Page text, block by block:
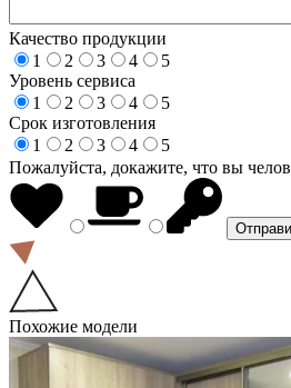
Качество продукции
1
2 3 4
5
Уровень сервиса
1
2 3 4
5
Срок изготовления
1
2 3 4
5
Пожалуйста, докажите, что вы
Похожие модели